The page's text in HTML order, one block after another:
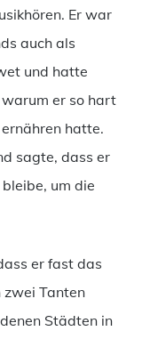
Er war
auch als
und hatte
er so hart
hatte.
sagte, dass er
um die
er fast das
zwei Tanten
Städten in